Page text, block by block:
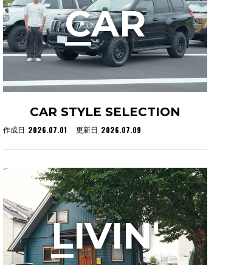
CAR STYLE SELECTION
作成日 2026.07.01 更新日 2026.07.09
CAR
LIVIN'